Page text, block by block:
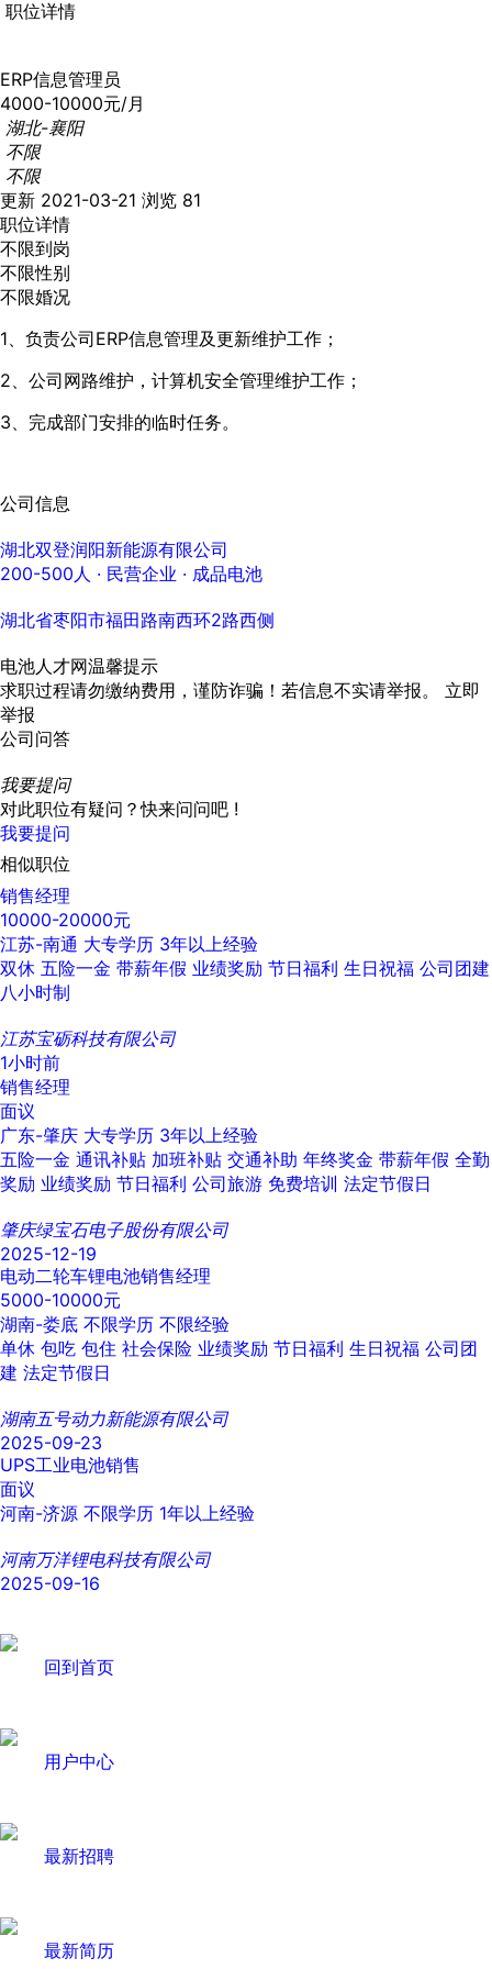
职位详情
ERP信息管理员
4000-10000元/月
湖北-襄阳
不限
不限
更新 2021-03-21 浏览 81
职位详情
不限到岗
不限性别
不限婚况
1、负责公司ERP信息管理及更新维护工作；
2、公司网路维护，计算机安全管理维护工作；
3、完成部门安排的临时任务。
公司信息
湖北双登润阳新能源有限公司
200-500人 · 民营企业 · 成品电池
湖北省枣阳市福田路南西环2路西侧
电池人才网温馨提示
求职过程请勿缴纳费用，谨防诈骗！若信息不实请举报。 立即
举报
公司问答
我要提问
对此职位有疑问？快来问问吧 !
我要提问
相似职位
销售经理
10000-20000元
江苏-南通 大专学历 3年以上经验
双休 五险一金 带薪年假 业绩奖励 节日福利 生日祝福 公司团建
八小时制
江苏宝砺科技有限公司
1小时前
销售经理
面议
广东-肇庆 大专学历 3年以上经验
五险一金 通讯补贴 加班补贴 交通补助 年终奖金 带薪年假 全勤
奖励 业绩奖励 节日福利 公司旅游 免费培训 法定节假日
肇庆绿宝石电子股份有限公司
2025-12-19
电动二轮车锂电池销售经理
5000-10000元
湖南-娄底 不限学历 不限经验
单休 包吃 包住 社会保险 业绩奖励 节日福利 生日祝福 公司团
建 法定节假日
湖南五号动力新能源有限公司
2025-09-23
UPS工业电池销售
面议
河南-济源 不限学历 1年以上经验
河南万洋锂电科技有限公司
2025-09-16
回到首页
用户中心
最新招聘
最新简历